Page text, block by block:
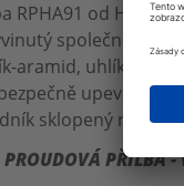
RPHA91 od HJC
společností
aramid, uhlíková
upevní
sklopený
PŘILBA